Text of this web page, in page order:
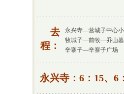
去
程：
永兴寺—营城子中心
牧城子—前牧—乔山
辛寨子—辛寨子广场
永兴寺：6：15、6